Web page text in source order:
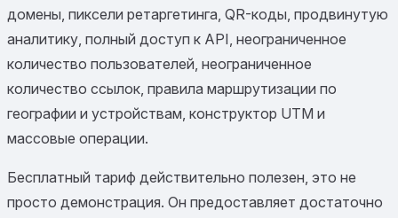
домены, пиксели ретаргетинга, QR-коды, продвинутую
аналитику, полный доступ к API, неограниченное
количество пользователей, неограниченное
количество ссылок, правила маршрутизации по
географии и устройствам, конструктор UTM и
массовые операции.
Бесплатный тариф действительно полезен, это не
просто демонстрация. Он предоставляет достаточно